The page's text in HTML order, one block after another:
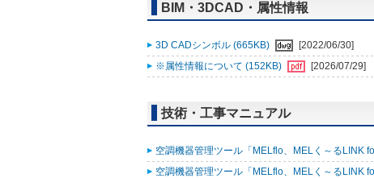
BIM・3DCAD・属性情報
3D CADシンボル (665KB)
[2022/06/30]
※属性情報について (152KB)
[2026/07/29]
技術・工事マニュアル
空調機器管理ツール「MELflo、MELく～るLINK
空調機器管理ツール「MELflo、MELく～るLINK